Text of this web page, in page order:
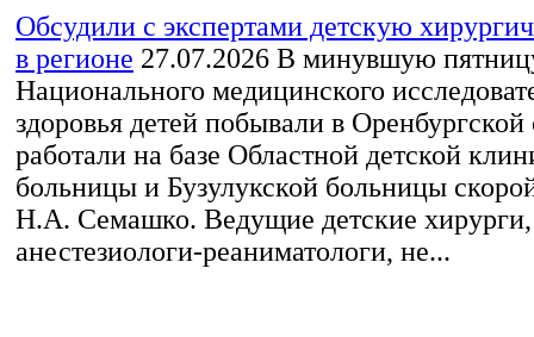
Обсудили с экспертами детскую
в регионе 27.07.2026 В минувшую
Национального медицинского
здоровья детей побывали в
работали на базе Областной детской
больницы и Бузулукской больницы
Н.А. Семашко. Ведущие детские хирурги,
анестезиологи-реаниматологи, не...